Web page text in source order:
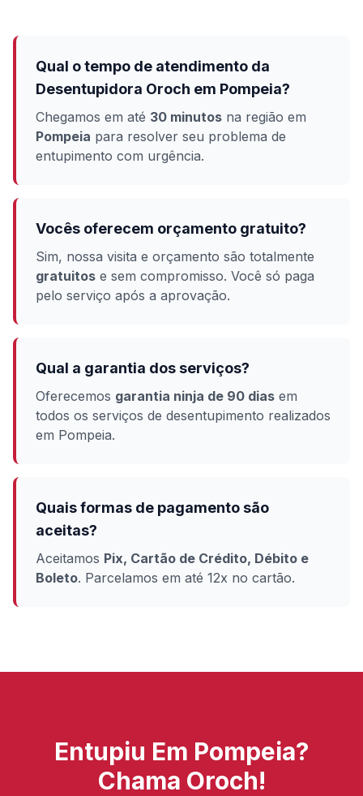
Qual o tempo de atendimento da
Desentupidora Oroch em Pompeia?
Chegamos em até 30 minutos na região em
Pompeia para resolver seu problema de
entupimento com urgência.
Vocês oferecem orçamento gratuito?
Sim, nossa visita e orçamento são totalmente
gratuitos e sem compromisso. Você só paga
pelo serviço após a aprovação.
Qual a garantia dos serviços?
Oferecemos garantia ninja de 90 dias em
todos os serviços de desentupimento realizados
em Pompeia.
Quais formas de pagamento são
aceitas?
Aceitamos Pix, Cartão de Crédito, Débito e
Boleto. Parcelamos em até 12x no cartão.
Entupiu Em Pompeia?
Chama Oroch!